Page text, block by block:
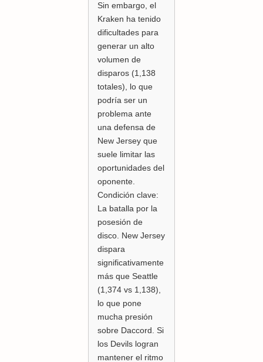
Sin embargo, el
Kraken ha tenido
dificultades para
generar un alto
volumen de
disparos (1,138
totales), lo que
podría ser un
problema ante
una defensa de
New Jersey que
suele limitar las
oportunidades del
oponente.
Condición clave:
La batalla por la
posesión de
disco. New Jersey
dispara
significativamente
más que Seattle
(1,374 vs 1,138),
lo que pone
mucha presión
sobre Daccord. Si
los Devils logran
mantener el ritmo